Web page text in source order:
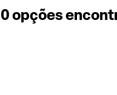
0 opções